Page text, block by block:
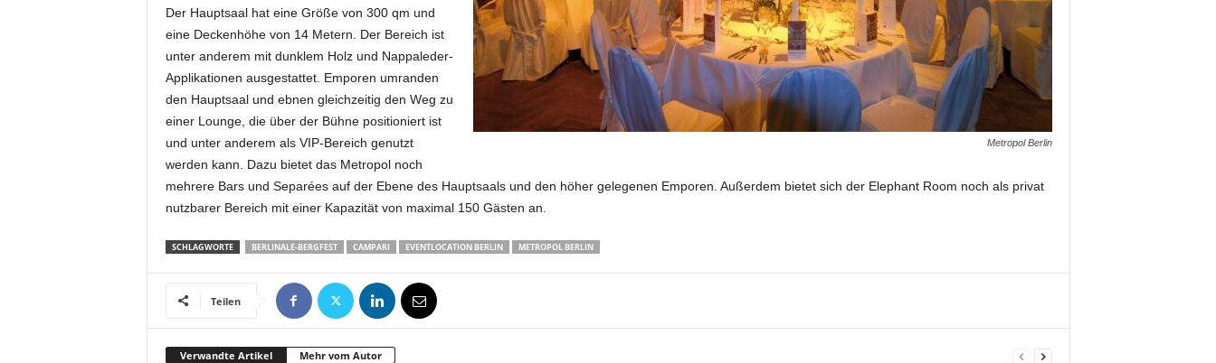
Metropol Berlin
Der Hauptsaal hat eine Größe von 300 qm und
eine Deckenhöhe von 14 Metern. Der Bereich ist
unter anderem mit dunklem Holz und Nappaleder-
Applikationen ausgestattet. Emporen umranden
den Hauptsaal und ebnen gleichzeitig den Weg zu
einer Lounge, die über der Bühne positioniert ist
und unter anderem als VIP-Bereich genutzt
werden kann. Dazu bietet das Metropol noch
mehrere Bars und Separées auf der Ebene des Hauptsaals und den höher gelegenen Emporen. Außerdem bietet sich der Elephant Room noch als privat
nutzbarer Bereich mit einer Kapazität von maximal 150 Gästen an.
SCHLAGWORTE BERLINALE-BERGFEST CAMPARI EVENTLOCATION BERLIN METROPOL BERLIN
Teilen
Verwandte Artikel Mehr vom Autor